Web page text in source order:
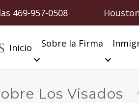
469-957-0508 Houston
Inicio Sobre la Firma
Los Visados